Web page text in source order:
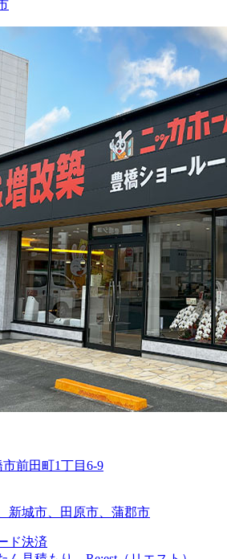
市前田町1丁目6-9
新城市、田原市、蒲郡市